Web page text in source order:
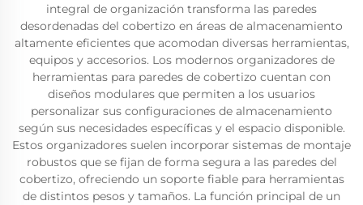
integral de organización transforma las paredes
desordenadas del cobertizo en áreas de almacenamiento
altamente eficientes que acomodan diversas herramientas,
equipos y accesorios. Los modernos organizadores de
herramientas para paredes de cobertizo cuentan con
diseños modulares que permiten a los usuarios
personalizar sus configuraciones de almacenamiento
según sus necesidades específicas y el espacio disponible.
Estos organizadores suelen incorporar sistemas de montaje
robustos que se fijan de forma segura a las paredes del
cobertizo, ofreciendo un soporte fiable para herramientas
de distintos pesos y tamaños. La función principal de un